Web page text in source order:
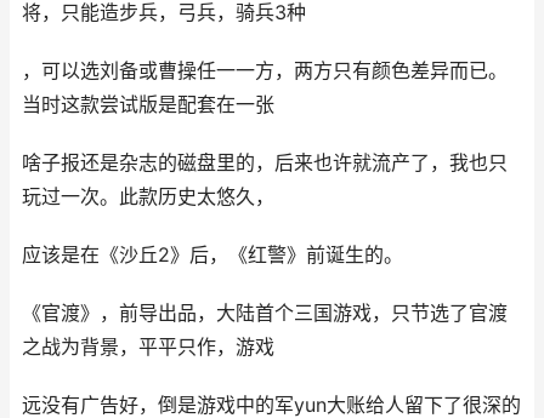
将，只能造步兵，弓兵，骑兵3种
，可以选刘备或曹操任一一方，两方只有颜色差异而已。
当时这款尝试版是配套在一张
啥子报还是杂志的磁盘里的，后来也许就流产了，我也只
玩过一次。此款历史太悠久，
应该是在《沙丘2》后，《红警》前诞生的。
《官渡》，前导出品，大陆首个三国游戏，只节选了官渡
之战为背景，平平只作，游戏
远没有广告好，倒是游戏中的军yun大账给人留下了很深的